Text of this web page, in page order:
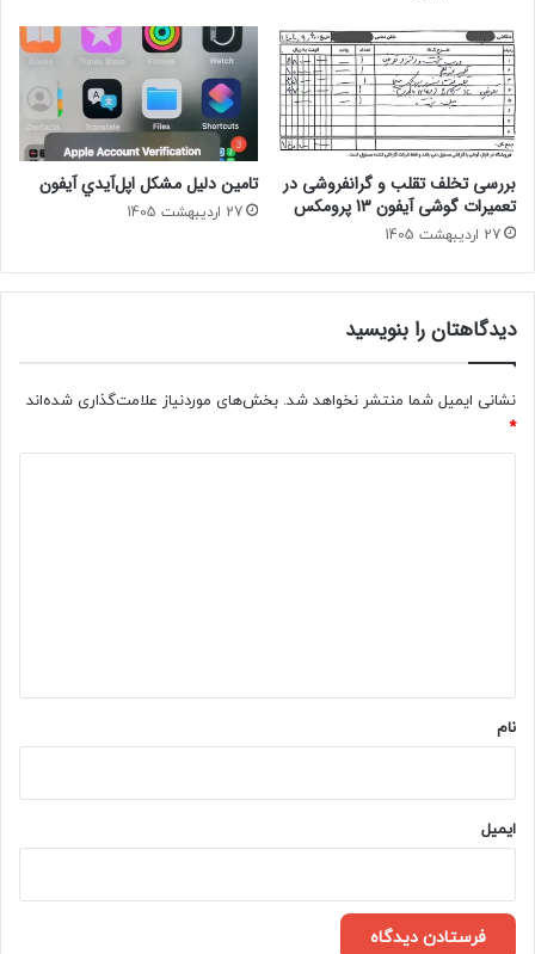
بررسی تخلف تقلب و گرانفروشی در
تعمیرات گوشی آیفون 13 پرومکس
27 اردیبهشت 1405
تامين دليل مشکل اپل‌آيدي آيفون
27 اردیبهشت 1405
دیدگاهتان را بنویسید
نشانی ایمیل شما منتشر نخواهد شد. بخش‌های موردنیاز علامت‌گذاری شده‌اند
*
نام
ایمیل